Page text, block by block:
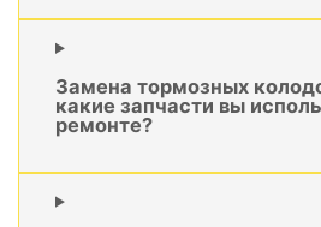
Замена тормозных
какие запчасти вы
ремонте?